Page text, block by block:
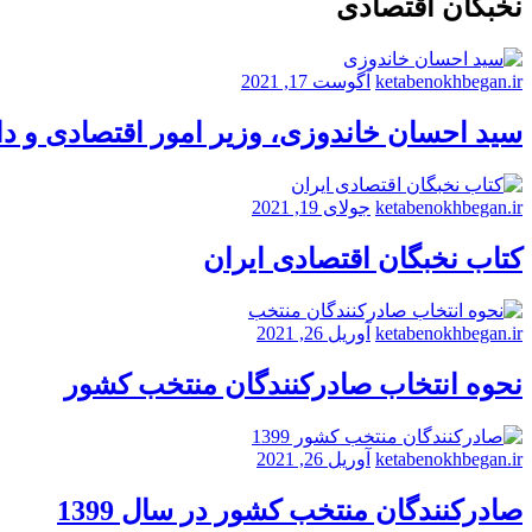
نخبگان اقتصادی
ketabenokhbegan.ir آگوست 17, 2021
سید احسان خاندوزی، وزیر امور اقتصادی و
ketabenokhbegan.ir جولای 19, 2021
کتاب نخبگان اقتصادی ایران
ketabenokhbegan.ir آوریل 26, 2021
نحوه انتخاب صادرکنندگان منتخب کشور
ketabenokhbegan.ir آوریل 26, 2021
صادرکنندگان منتخب کشور در سال 1399